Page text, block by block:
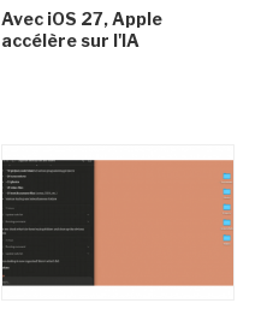
Avec iOS 27, Apple
accélère sur l'IA